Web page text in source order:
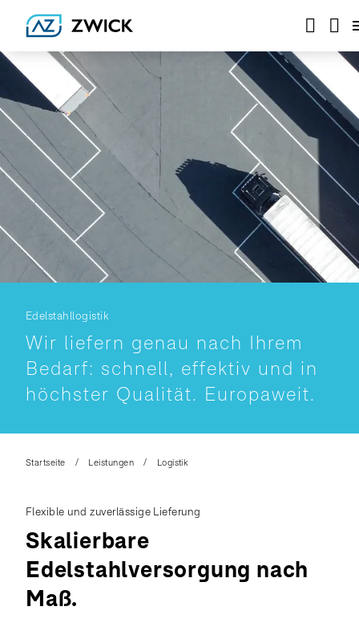
Edelstahllogistik
Wir liefern genau nach Ihrem
Bedarf: schnell, effektiv und in
höchster Qualität. Europaweit.
Startseite Leistungen Logistik
Flexible und zuverlässige Lieferung
Skalierbare
Edelstahlversorgung nach
Maß.